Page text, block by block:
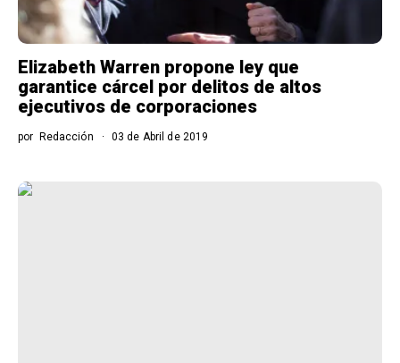
Elizabeth Warren propone ley que
garantice cárcel por delitos de altos
ejecutivos de corporaciones
por Redacción 03 de Abril de 2019